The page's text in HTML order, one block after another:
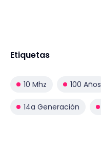
Etiquetas
10 Mhz 100 Años
14a Generación